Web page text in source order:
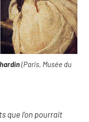
(Paris, Musée du
que l’on pourrait